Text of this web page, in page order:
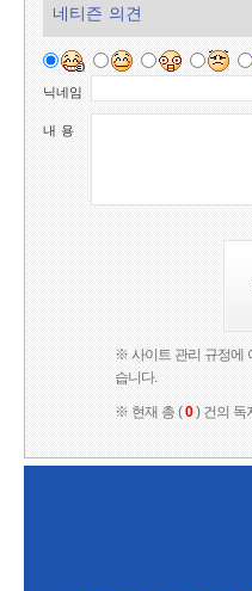
네티즌 의견
닉네임
내 용
※ 사이트 관리 규정에
습니다.
※ 현재 총 (0) 건의 독